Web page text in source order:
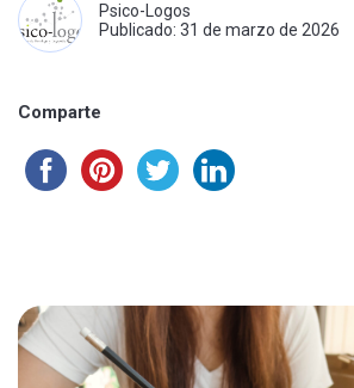
Psico-Logos
Publicado: 31 de marzo de 2026
Comparte